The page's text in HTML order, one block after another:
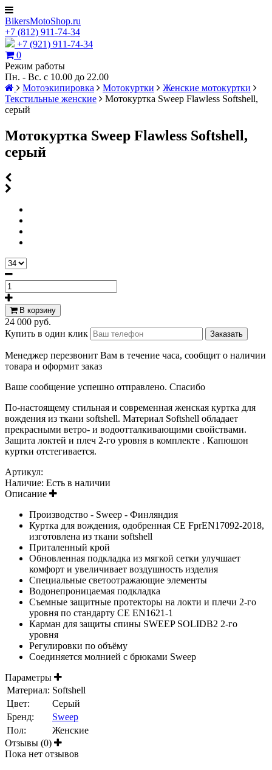
BikersMotoShop.ru
+7 (812) 911-74-34
+7 (921) 911-74-34
0
Режим работы
Пн. - Вс. с 10.00 до 22.00
Мотоэкипировка
Мотокуртки
Женские мотокуртки
Текстильные женские
Мотокуртка Sweep Flawless Softshell,
серый
Мотокуртка Sweep Flawless Softshell,
серый
В корзину
24 000 руб.
Купить в один клик
Менеджер перезвонит Вам в течение часа, сообщит о наличии
товара и оформит заказ
Ваше сообщение успешно отправлено. Спасибо
По-настоящему стильная и современная женская куртка для
вождения из ткани softshell. Материал Softshell обладает
прекрасными ветро- и водоотталкивающими свойствами.
Защита локтей и плеч 2-го уровня в комплекте . Капюшон
куртки отстегивается.
Артикул:
Наличие: Есть в наличии
Описание
Производство - Sweep - Финляндия
Куртка для вождения, одобренная CE FprEN17092-2018,
изготовлена из ткани softshell
Приталенный крой
Обновленная подкладка из мягкой сетки улучшает
комфорт и увеличивает воздушность изделия
Специальные светоотражающие элементы
Водонепроницаемая подкладка
Съемные защитные протекторы на локти и плечи 2-го
уровня по стандарту CE EN1621-1
Карман для защиты спины SWEEP SOLIDB2 2-го
уровня
Регулировки по объёму
Соединяется молнией с брюками Sweep
Параметры
Материал: Softshell
Цвет:
Серый
Бренд:
Sweep
Пол:
Женские
Отзывы (0)
Пока нет отзывов